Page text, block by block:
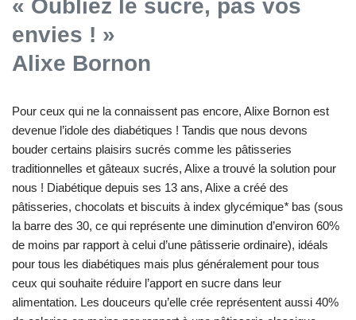
« Oubliez le sucre, pas vos
envies ! »
Alixe Bornon
Pour ceux qui ne la connaissent pas encore, Alixe Bornon est
devenue l’idole des diabétiques ! Tandis que nous devons
bouder certains plaisirs sucrés comme les pâtisseries
traditionnelles et gâteaux sucrés, Alixe a trouvé la solution pour
nous ! Diabétique depuis ses 13 ans, Alixe a créé des
pâtisseries, chocolats et biscuits à index glycémique* bas (sous
la barre des 30, ce qui représente une diminution d’environ 60%
de moins par rapport à celui d’une pâtisserie ordinaire), idéals
pour tous les diabétiques mais plus généralement pour tous
ceux qui souhaite réduire l’apport en sucre dans leur
alimentation. Les douceurs qu’elle crée représentent aussi 40%